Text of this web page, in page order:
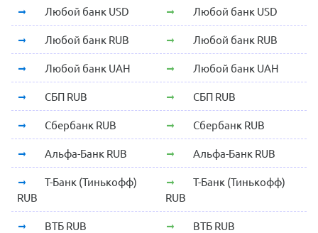
Любой банк USD Любой банк USD
Любой банк RUB Любой банк RUB
Любой банк UAH Любой банк UAH
СБП RUB СБП RUB
Сбербанк RUB Сбербанк RUB
Альфа-Банк RUB Альфа-Банк RUB
Т-Банк (Тинькофф)
RUB
Т-Банк (Тинькофф)
RUB
ВТБ RUB ВТБ RUB